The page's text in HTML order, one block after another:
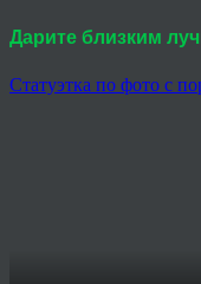
Дарите близким
Статуэтка по фото с